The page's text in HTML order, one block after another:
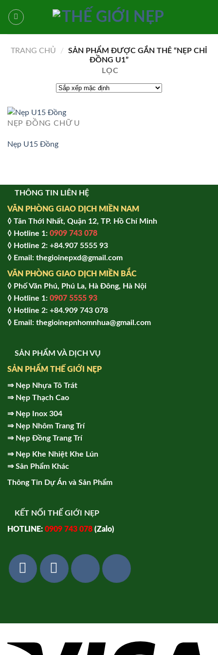
qua
TRANG CHỦ
/
SẢN PHẨM ĐƯỢC GẮN THẺ “NẸP CHỈ
ĐỒNG U1”
LỌC
NẸP ĐỒNG CHỮ U
Nẹp U15 Đồng
THÔNG TIN LIÊN HỆ
VĂN PHÒNG GIAO DỊCH MIỀN NAM
◊ Tân Thới Nhất, Quận 12, TP. Hồ Chí Minh
◊ Hotline 1: 0909 743 078
◊ Hotline 2: +84.907 5555 93
◊ Email: thegioinepxd@gmail.com
VĂN PHÒNG GIAO DỊCH MIỀN BẮC
◊ Phố Văn Phú, Phú La, Hà Đông, Hà Nội
◊ Hotline 1: 0907 5555 93
◊ Hot line 2: +84.909 743 078
◊ Email: thegioinepnhomnhua@gmail.com
SẢN PHẨM VÀ DỊCH VỤ
SẢN PHẨM THẾ GIỚI NẸP
⇒ Nẹp Nhựa Tô Trát
⇒ Nẹp Thạch Cao
⇒ Nẹp Inox 304
⇒ Nẹp Nhôm Trang Trí
⇒ Nẹp Đồng Trang Trí
⇒ Nẹp Khe Nhiệt Khe Lún
⇒Sản Phẩm Khác
Thông Tin Dự Án và Sản Phẩm
KẾT NỐI THẾ GIỚI NẸP
HOTLINE: 0909 743 078 (Zalo)